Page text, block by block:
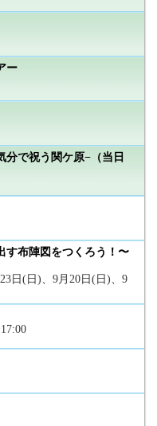
ー
分で祝う関ケ原−（当日
す布陣図をつくろう！〜
日(日)、9月20日(日)、9